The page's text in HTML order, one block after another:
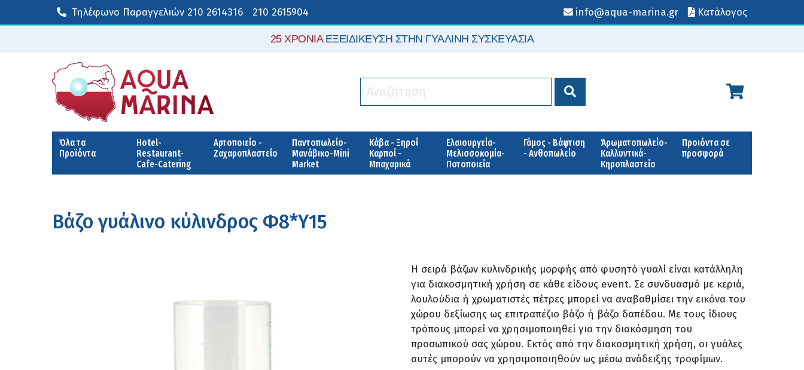
Τηλέφωνο Παραγγελιών 210 2614316 210 2615904 info@aqua-marina.gr Κατάλογος
25 ΧΡΟΝΙΑΕΞΕΙΔΙΚΕΥΣΗ ΣΤΗΝ ΓΥΑΛΙΝΗ ΣΥΣΚΕΥΑΣΙΑ
Όλα τα
Προϊόντα
Hotel-
Restaurant-
Cafe-Catering
Αρτοποιείο -
Ζαχαροπλαστείο
Παντοπωλείο-
Μανάβικο-Mini
Market
Κάβα - Ξηροί
Καρποί -
Μπαχαρικά
Ελαιουργεία-
Μελισσοκομία-
Ποτοποιεία
Γάμος - Βάφτιση
- Ανθοπωλείο
Άρωματοπωλείο-
Καλλυντικά-
Κηροπλαστείο
Προιόντα σε
προσφορά
Βάζο γυάλινο κύλινδρος Φ8*Υ15
Η σειρά βάζων κυλινδρικής μορφής από φυσητό γυαλί είναι κατάλληλη
για διακοσμητική χρήση σε κάθε είδους event. Σε συνδυασμό με κεριά,
λουλούδια ή χρωματιστές πέτρες μπορεί να αναβαθμίσει την εικόνα του
χώρου δεξίωσης ως επιτραπέζιο βάζο ή βάζο δαπέδου. Με τους ίδιους
τρόπους μπορεί να χρησιμοποιηθεί για την διακόσμηση του
προσωπικού σας χώρου. Εκτός από την διακοσμητική χρήση, οι γυάλες
αυτές μπορούν να χρησιμοποιηθούν ως μέσω ανάδειξης τροφίμων.